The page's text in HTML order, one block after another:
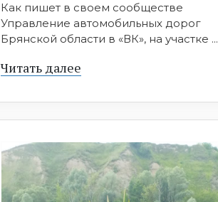
Как пишет в своем сообществе
Управление автомобильных дорог
Брянской области в «ВК», на участке ...
Читать далее